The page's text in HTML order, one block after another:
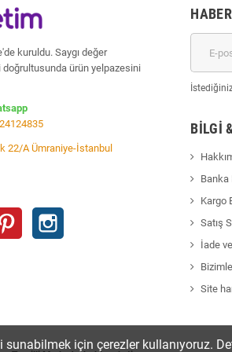
kuruldu. Saygı değer
ürün yelpazesini
22/A Ümraniye-İstanbul
Pinterest
BILGI
Banka
Kargo
Satış
İade
Site
için çerezler kullanıyoruz.